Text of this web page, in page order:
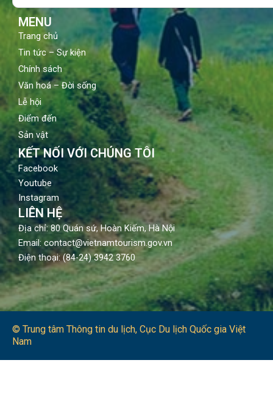
MENU
Trang chủ
Tin tức – Sự kiện
Chính sách
Văn hoá – Đời sống
Lễ hội
Điểm đến
Sản vật
KẾT NỐI VỚI CHÚNG TÔI
Facebook
Youtube
Instagram
LIÊN HỆ
Địa chỉ: 80 Quán sứ, Hoàn Kiếm, Hà Nội
Email: contact@vietnamtourism.gov.vn
Điện thoại: (84-24) 3942 3760
© Trung tâm Thông tin du lịch​, Cục Du lịch Quốc gia Việt
Nam